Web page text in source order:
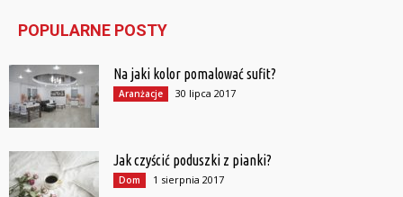
POPULARNE POSTY
Na jaki kolor pomalować sufit?
Aranżacje 30 lipca 2017
Jak czyścić poduszki z pianki?
Dom 1 sierpnia 2017